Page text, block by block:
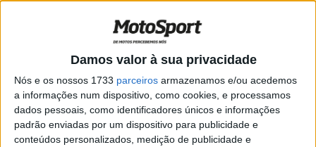
Damos valor à sua privacidade
Nós e os nossos 1733 parceiros armazenamos e/ou acedemos
a informações num dispositivo, como cookies, e processamos
dados pessoais, como identificadores únicos e informações
padrão enviadas por um dispositivo para publicidade e
conteúdos personalizados, medição de publicidade e
caminho da qualificação de amanhã
Com Marcel Schrotter a ser o primeiro piloto à frente da
segunda sessão livre de Moto2, Luca Marini suplantou-o
a meio do treino, deixando atrás do par o seu colega de
equipa Bezzecchi, Lowes em quarto e Fernandes em
quinto.